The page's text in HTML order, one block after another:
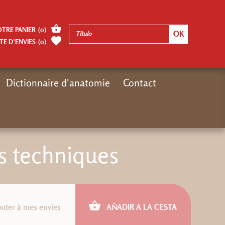
techniques
à mes envies AÑADIR A LA CESTA
PANIER (0)
D’ENVIES (0)
Dictionnaire d'anatomie Contact